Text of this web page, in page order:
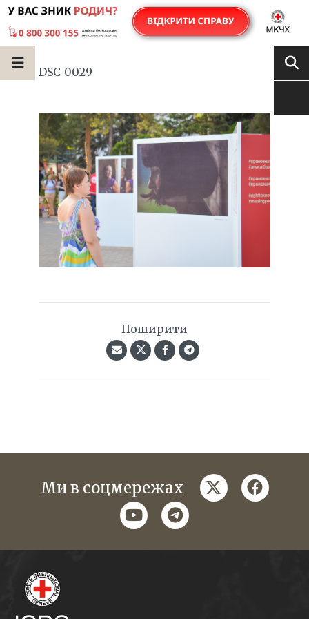
DSC_0029
Поширити
Ми в соцмережах twitter
youtubetelegram